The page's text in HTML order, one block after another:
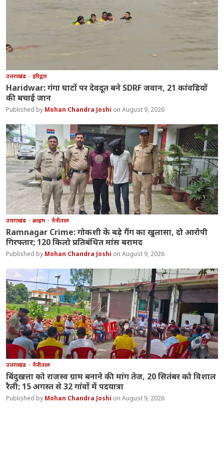
उत्तराखंड हरिद्वार
Haridwar: गंगा घाटों पर देवदूत बने SDRF जवान, 21 कांवड़ियों
की बचाई जान
Mohan Chandra Joshi August 9, 2026
उत्तराखंड क्राइम नैनीताल
Ramnagar Crime: गोकशी के बड़े गैंग का खुलासा, दो आरोपी
गिरफ्तार; 120 किलो प्रतिबंधित मांस बरामद
Mohan Chandra Joshi August 9, 2026
उत्तराखंड नैनीताल
बिंदुखत्ता को राजस्व ग्राम बनाने की मांग तेज, 20 सितंबर को विशाल
रैली; 15 अगस्त से 32 गांवों में पदयात्रा
Mohan Chandra Joshi August 9, 2026